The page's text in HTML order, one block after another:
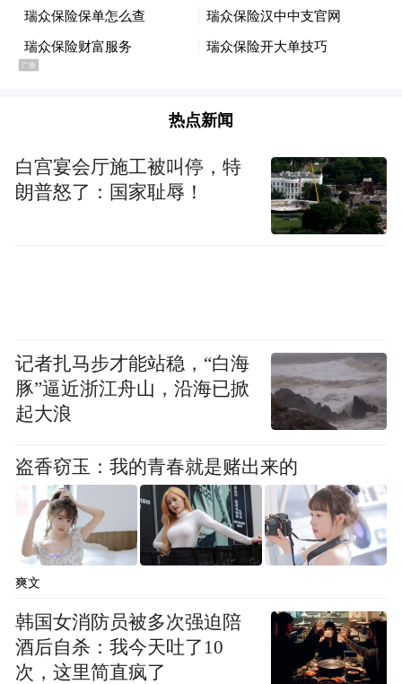
热点新闻
白宫宴会厅施工被叫停，特
朗普怒了：国家耻辱！
记者扎马步才能站稳，“白海
豚”逼近浙江舟山，沿海已掀
起大浪
盗香窃玉：我的青春就是赌出来的
爽文
韩国女消防员被多次强迫陪
酒后自杀：我今天吐了10
次，这里简直疯了